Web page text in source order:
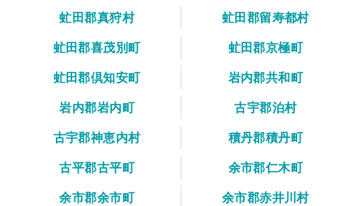
虻田郡真狩村
虻田郡留寿都村
虻田郡喜茂別町
虻田郡京極町
虻田郡倶知安町
岩内郡共和町
岩内郡岩内町
古宇郡泊村
古宇郡神恵内村
積丹郡積丹町
古平郡古平町
余市郡仁木町
余市郡余市町
余市郡赤井川村